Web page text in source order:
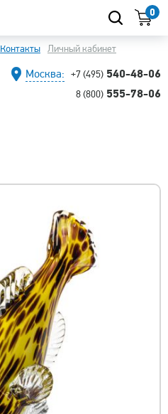
0
Контакты Личный кабинет
Москва: +7 (495) 540-48-06
8 (800) 555-78-06